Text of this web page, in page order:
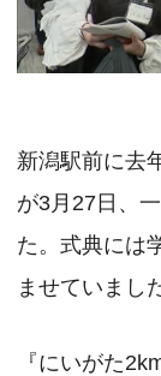
新潟駅前に去
が3月27日、
た。式典には
ませていまし
『にいがた